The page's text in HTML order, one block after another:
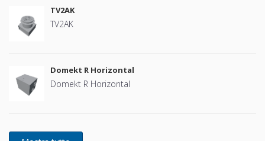
TV2AK
TV2AK
Domekt R Horizontal
Domekt R Horizontal